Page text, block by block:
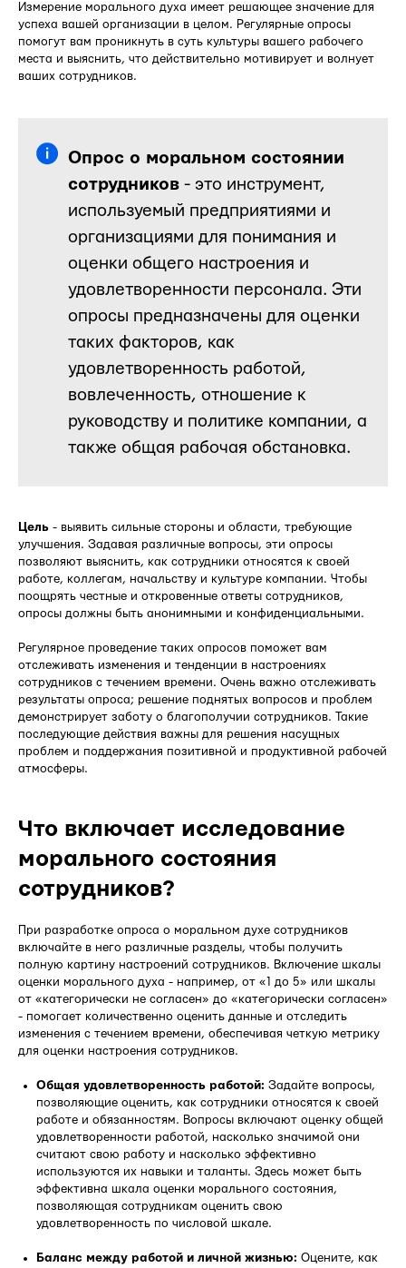
Измерение морального духа имеет решающее значение для
успеха вашей организации в целом. Регулярные опросы
помогут вам проникнуть в суть культуры вашего рабочего
места и выяснить, что действительно мотивирует и волнует
ваших сотрудников.
Опрос о моральном состоянии
сотрудников - это инструмент,
используемый предприятиями и
организациями для понимания и
оценки общего настроения и
удовлетворенности персонала. Эти
опросы предназначены для оценки
таких факторов, как
удовлетворенность работой,
вовлеченность, отношение к
руководству и политике компании, а
также общая рабочая обстановка.
Цель - выявить сильные стороны и области, требующие
улучшения. Задавая различные вопросы, эти опросы
позволяют выяснить, как сотрудники относятся к своей
работе, коллегам, начальству и культуре компании. Чтобы
поощрять честные и откровенные ответы сотрудников,
опросы должны быть анонимными и конфиденциальными.
Регулярное проведение таких опросов поможет вам
отслеживать изменения и тенденции в настроениях
сотрудников с течением времени. Очень важно отслеживать
результаты опроса; решение поднятых вопросов и проблем
демонстрирует заботу о благополучии сотрудников. Такие
последующие действия важны для решения насущных
проблем и поддержания позитивной и продуктивной рабочей
атмосферы.
Что включает исследование
морального состояния
сотрудников?
При разработке опроса о моральном духе сотрудников
включайте в него различные разделы, чтобы получить
полную картину настроений сотрудников. Включение шкалы
оценки морального духа - например, от «1 до 5» или шкалы
от «категорически не согласен» до «категорически согласен»
- помогает количественно оценить данные и отследить
изменения с течением времени, обеспечивая четкую метрику
для оценки настроения сотрудников.
Общая удовлетворенность работой: Задайте вопросы,
позволяющие оценить, как сотрудники относятся к своей
работе и обязанностям. Вопросы включают оценку общей
удовлетворенности работой, насколько значимой они
считают свою работу и насколько эффективно
используются их навыки и таланты. Здесь может быть
эффективна шкала оценки морального состояния,
позволяющая сотрудникам оценить свою
удовлетворенность по числовой шкале.
Баланс между работой и личной жизнью: Оцените, как